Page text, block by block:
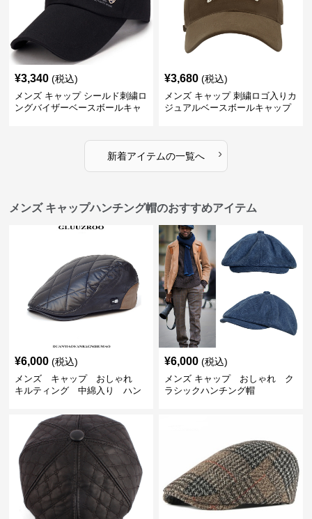
¥3,340 (税込)
メンズ キャップ シールド刺繍ロ
ングバイザーベースボールキャ
¥3,680 (税込)
メンズ キャップ 刺繍ロゴ入りカ
ジュアルベースボールキャップ
新着アイテムの一覧へ ›
メンズ キャップハンチング帽のおすすめアイテム
¥6,000 (税込)
メンズ キャップ おしゃれ
キルティング 中綿入り ハン
¥6,000 (税込)
メンズ キャップ おしゃれ ク
ラシックハンチング帽